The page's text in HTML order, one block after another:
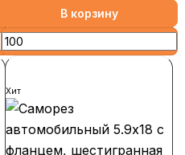
В корзину
Хит